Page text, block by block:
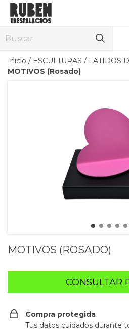
Inicio / ESCULTURAS / LATIDOS
MOTIVOS (Rosado)
MOTIVOS (ROSADO)
Compra protegida
Tus datos cuidados durante